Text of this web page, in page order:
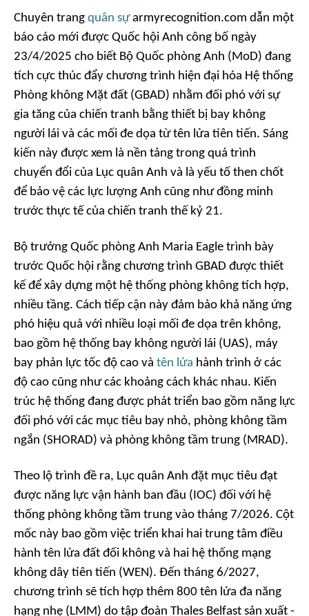
Chuyên trang quân sựarmyrecognition.com dẫn một
báo cáo mới được Quốc hội Anh công bố ngày
23/4/2025 cho biết Bộ Quốc phòng Anh (MoD) đang
tích cực thúc đẩy chương trình hiện đại hóa Hệ thống
Phòng không Mặt đất (GBAD) nhằm đối phó với sự
gia tăng của chiến tranh bằng thiết bị bay không
người lái và các mối đe dọa từ tên lửa tiên tiến. Sáng
kiến này được xem là nền tảng trong quá trình
chuyển đổi của Lục quân Anh và là yếu tố then chốt
để bảo vệ các lực lượng Anh cũng như đồng minh
trước thực tế của chiến tranh thế kỷ 21.
Bộ trưởng Quốc phòng Anh Maria Eagle trình bày
trước Quốc hội rằng chương trình GBAD được thiết
kế để xây dựng một hệ thống phòng không tích hợp,
nhiều tầng. Cách tiếp cận này đảm bảo khả năng ứng
phó hiệu quả với nhiều loại mối đe dọa trên không,
bao gồm hệ thống bay không người lái (UAS), máy
bay phản lực tốc độ cao và tên lửa hành trình ở các
độ cao cũng như các khoảng cách khác nhau. Kiến
trúc hệ thống đang được phát triển bao gồm năng lực
đối phó với các mục tiêu bay nhỏ, phòng không tầm
ngắn (SHORAD) và phòng không tầm trung (MRAD).
Theo lộ trình đề ra, Lục quân Anh đặt mục tiêu đạt
được năng lực vận hành ban đầu (IOC) đối với hệ
thống phòng không tầm trung vào tháng 7/2026. Cột
mốc này bao gồm việc triển khai hai trung tâm điều
hành tên lửa đất đối không và hai hệ thống mạng
không dây tiên tiến (WEN). Đến tháng 6/2027,
chương trình sẽ tích hợp thêm 800 tên lửa đa năng
hạng nhẹ (LMM) do tập đoàn Thales Belfast sản xuất -